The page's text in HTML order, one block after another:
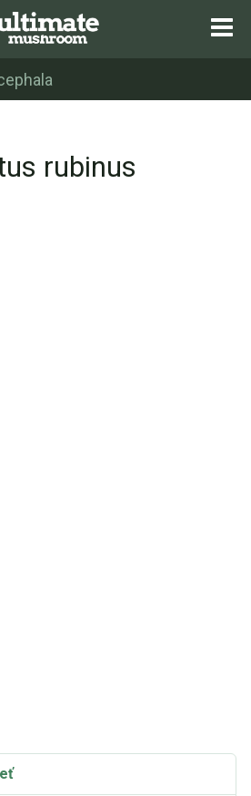
rubinus